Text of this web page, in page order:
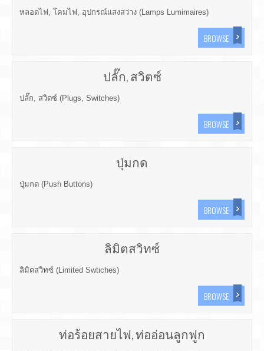
หลอดไฟ, โคมไฟ, อุปกรณ์แสงสว่าง (Lamps Lumimaires)
BROWSE
ปลั๊ก, สวิตซ์
ปลั๊ก, สวิตซ์ (Plugs, Switches)
BROWSE
ปุ่มกด
ปุ่มกด (Push Buttons)
BROWSE
ลิมิตสวิทซ์
ลิมิตสวิทซ์ (Limited Swtiches)
BROWSE
ท่อร้อยสายไฟ, ท่ออ่อนลูกฟูก